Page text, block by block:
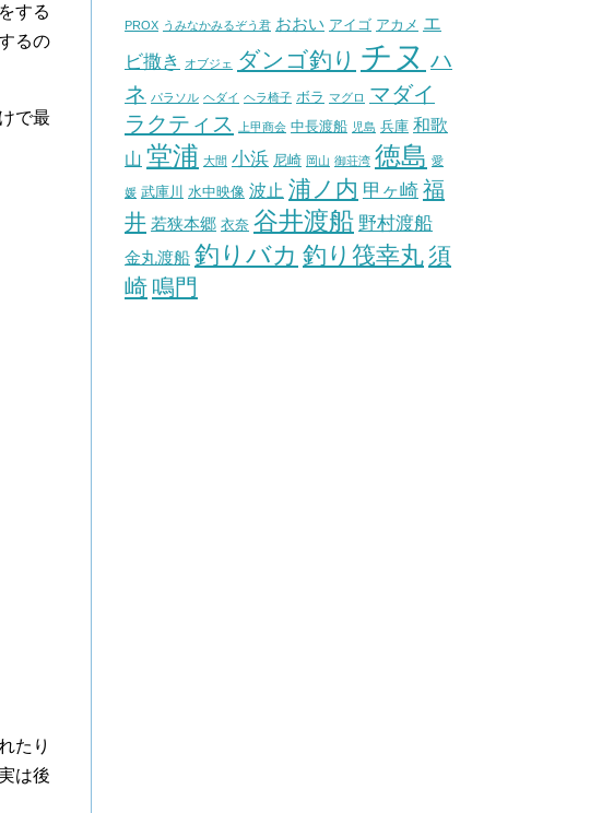
する
るの
で最
たり
は後
PROX うみなかみるぞう君 おおい アイゴ アカメ エ
ビ撒き
オブジェ ダンゴ釣り チヌ ハ
ネ パラソル ヘダイ ヘラ椅子 ボラ マグロ マダイ
ラクティス
上甲商会 中長渡船 児島 兵庫 和歌
山 堂浦 大間 小浜 尼崎 岡山 御荘湾 徳島 愛
媛 武庫川 水中映像 波止 浦ノ内 甲ヶ崎 福
井 若狭本郷 衣奈 谷井渡船 野村渡船
金丸渡船 釣りバカ 釣り筏幸丸 須
崎 鳴門